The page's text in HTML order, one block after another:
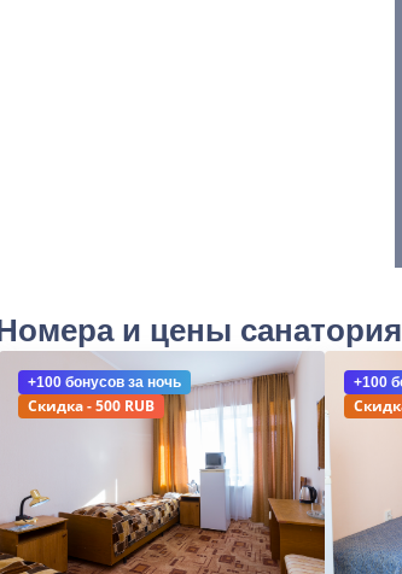
и цены санатория
+100 бонусов за ночь
Скидка - 500 RUB
+100